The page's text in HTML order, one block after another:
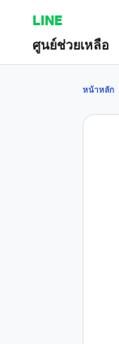
LINE
ศูนย์ช่วยเหลือ
หน้าหลัก